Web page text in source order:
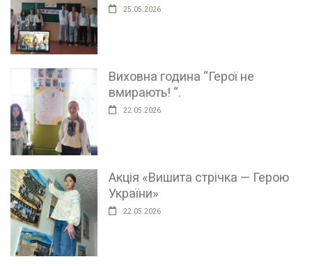
25.05.2026
Виховна година “Герої не
вмирають! “.
22.05.2026
Акція «Вишита стрічка — Герою
України»
22.05.2026